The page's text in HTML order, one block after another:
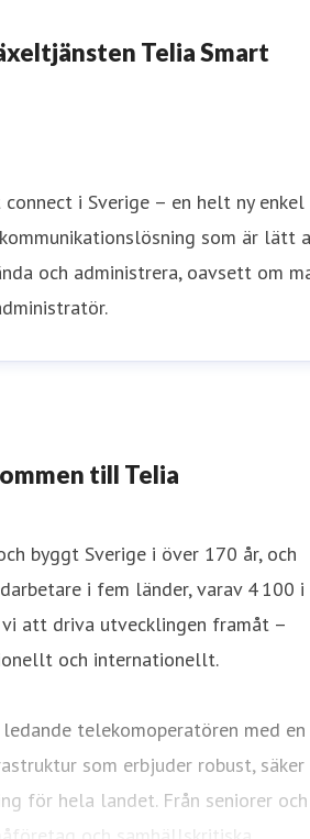
Telia Smart
i Sverige – en helt ny enkel
som är lätt
och administrera, oavsett om
till Telia
byggt Sverige i över 170 år, och
i fem länder, varav 4 100 i
att driva utvecklingen framåt –
och internationellt.
telekomoperatören med en
som erbjuder robust, säker
för hela landet. Från seniorer och